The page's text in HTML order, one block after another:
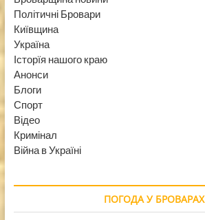
Політичні Бровари
Київщина
Україна
Історїя нашого краю
Анонси
Блоги
Спорт
Відео
Кримінал
Війна в Україні
ПОГОДА У БРОВАРАХ